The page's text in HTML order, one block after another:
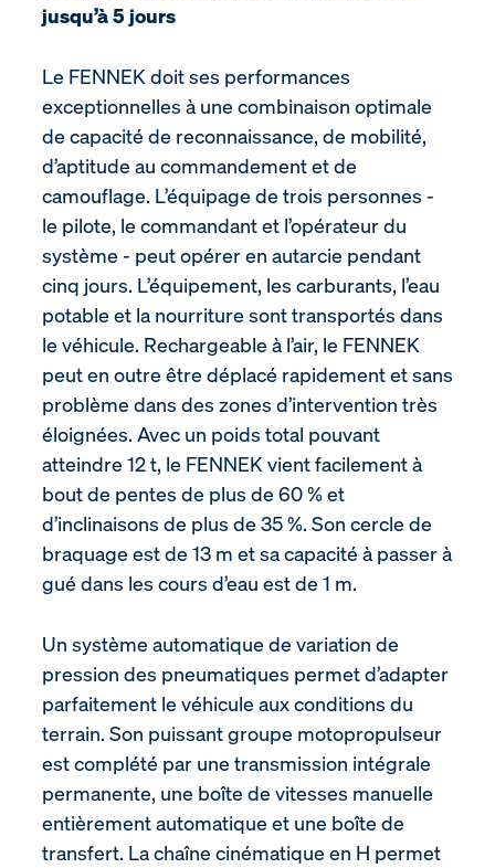
jusqu’à 5 jours
Le FENNEK doit ses performances
exceptionnelles à une combinaison optimale
de capacité de reconnaissance, de mobilité,
d’aptitude au commandement et de
camouflage. L’équipage de trois personnes -
le pilote, le commandant et l’opérateur du
système - peut opérer en autarcie pendant
cinq jours. L’équipement, les carburants, l’eau
potable et la nourriture sont transportés dans
le véhicule. Rechargeable à l’air, le FENNEK
peut en outre être déplacé rapidement et sans
problème dans des zones d’intervention très
éloignées. Avec un poids total pouvant
atteindre 12 t, le FENNEK vient facilement à
bout de pentes de plus de 60 % et
d’inclinaisons de plus de 35 %. Son cercle de
braquage est de 13 m et sa capacité à passer à
gué dans les cours d’eau est de 1 m.
Un système automatique de variation de
pression des pneumatiques permet d’adapter
parfaitement le véhicule aux conditions du
terrain. Son puissant groupe motopropulseur
est complété par une transmission intégrale
permanente, une boîte de vitesses manuelle
entièrement automatique et une boîte de
transfert. La chaîne cinématique en H permet